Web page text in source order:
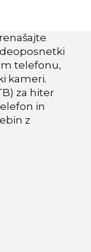
telefonu,
kameri.
za hiter
in
z